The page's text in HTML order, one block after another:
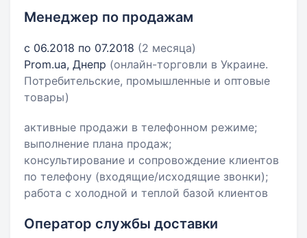
Менеджер по продажам
с 06.2018 по 07.2018 (2 месяца)
Prom.ua, Днепр (онлайн-торговли в Украине.
Потребительские, промышленные и оптовые
товары)
активные продажи в телефонном режиме;
выполнение плана продаж;
консультирование и сопровождение клиентов
по телефону (входящие/исходящие звонки);
работа с холодной и теплой базой клиентов
Оператор службы доставки